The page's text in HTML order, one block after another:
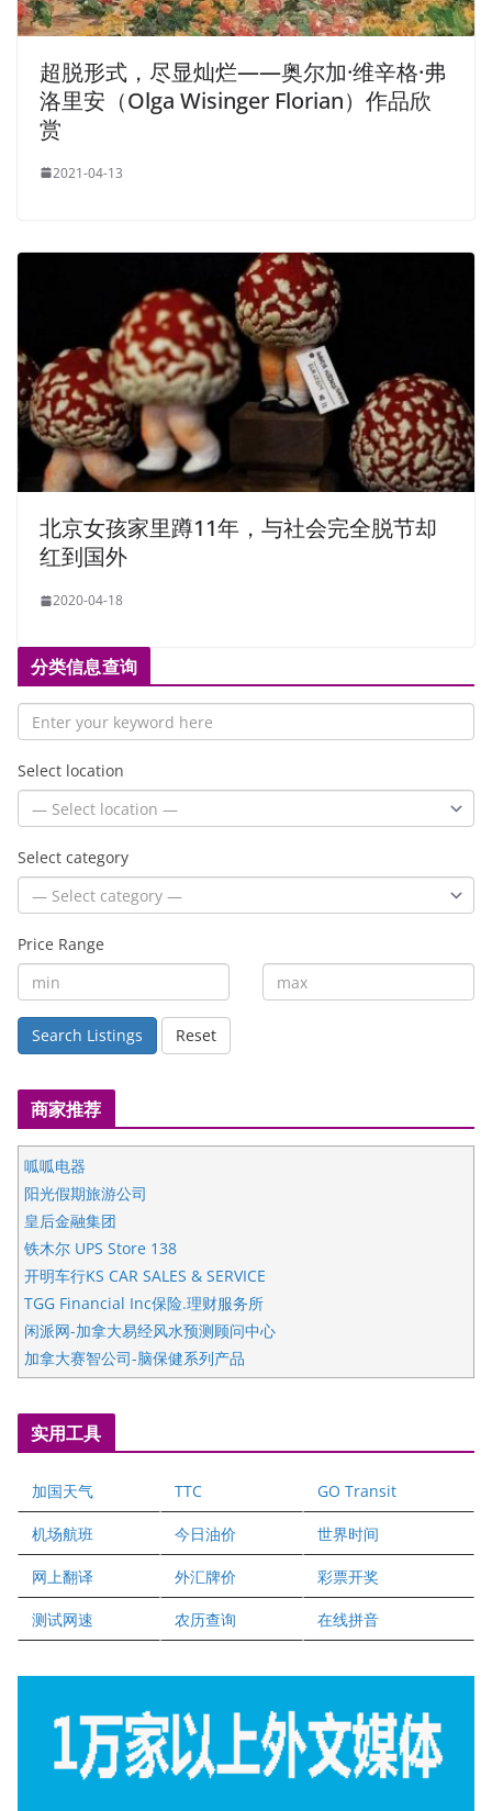
超脱形式，尽显灿烂——奥尔加·维辛格·弗
洛里安（Olga Wisinger Florian）作品欣
赏
2021-04-13
北京女孩家里蹲11年，与社会完全脱节却
红到国外
2020-04-18
分类信息查询
Select location
Select category
Price Range
Search Listings Reset
商家推荐
呱呱电器
阳光假期旅游公司
皇后金融集团
铁木尔 UPS Store 138
开明车行KS CAR SALES & SERVICE
TGG Financial Inc保险.理财服务所
闲派网-加拿大易经风水预测顾问中心
加拿大赛智公司-脑保健系列产品
国际注册执业营养师公会
爱德华连锁酒店万锦分店
健健宝公司
二十一世纪美联地产公司
全球趋势移民留学
盛达资本
实用工具
加国天气 TTC GO Transit
机场航班 今日油价 世界时间
网上翻译 外汇牌价 彩票开奖
测试网速 农历查询 在线拼音